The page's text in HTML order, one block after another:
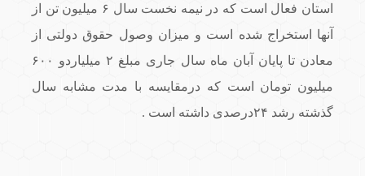
استان فعال است که در نیمه نخست سال ۶ میلیون تن از
آنها استخراج شده است و میزان وصول حقوق دولتی از
معادن تا پایان آبان ماه سال جاری مبلغ ۲ میلیاردو ۶۰۰
میلیون تومان است که درمقایسه با مدت مشابه سال
گذشته رشد ۲۴درصدی داشته است .